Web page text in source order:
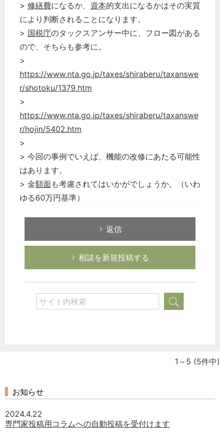
> 修繕費になるか、 資本的支出になるかはその実質
により判断されることになります。
> 国税庁のタックスアンサー中に、フロー図がある
ので、そちらも参考に。
>
https://www.nta.go.jp/taxes/shiraberu/taxanswe
r/shotoku/1379.htm
>
https://www.nta.go.jp/taxes/shiraberu/taxanswe
r/hojin/5402.htm
>
> 今回の事例でいえば、機能の改修にあたる可能性
はあります。
> 金額面も考慮されてはいかがでしょうか。（いわ
ゆる60万円基準）
返信
相談を新規投稿する
1～5 (5件中)
お知らせ
2024.4.22
専門家投稿用コラムへの自動投稿を受付けます